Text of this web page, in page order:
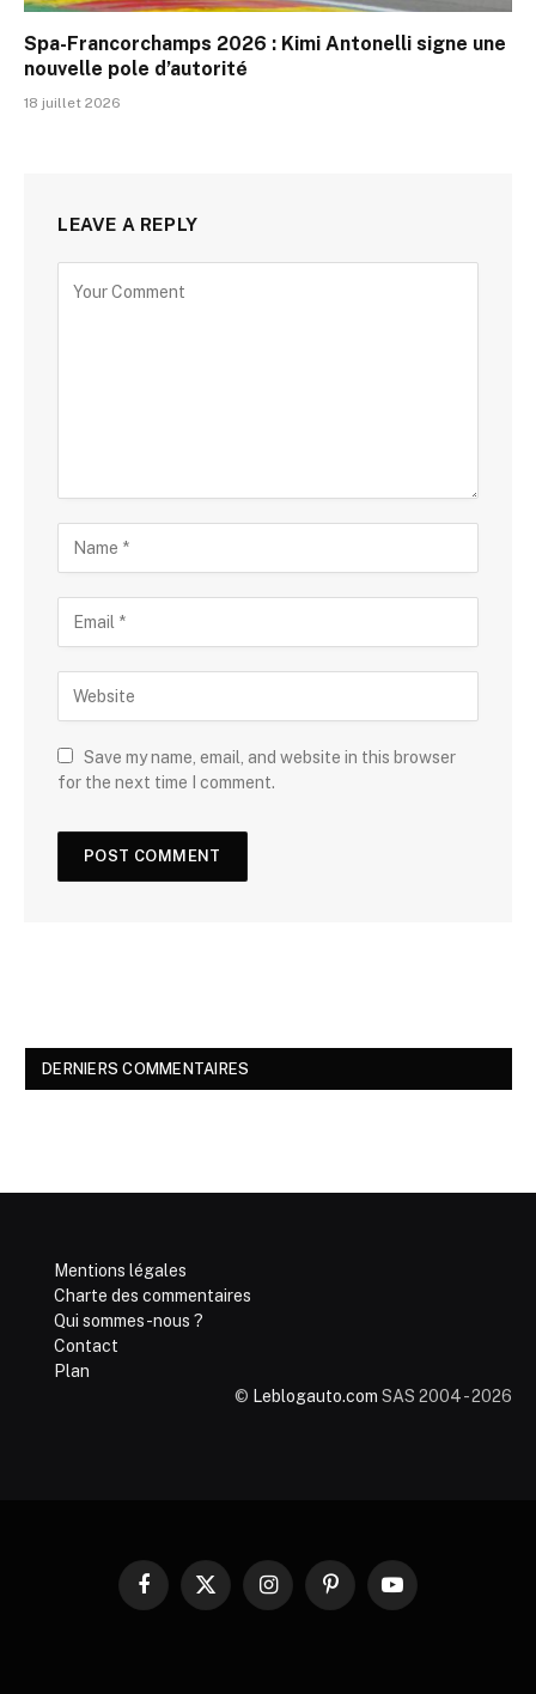
Spa-Francorchamps 2026 : Kimi Antonelli signe une
nouvelle pole d’autorité
18 juillet 2026
LEAVE A REPLY
Save my name, email, and website in this browser
for the next time I comment.
DERNIERS COMMENTAIRES
Mentions légales
Charte des commentaires
Qui sommes-nous ?
Contact
Plan
© Leblogauto.com SAS 2004 - 2026
Facebook
X
InstagramPinterestYouTube